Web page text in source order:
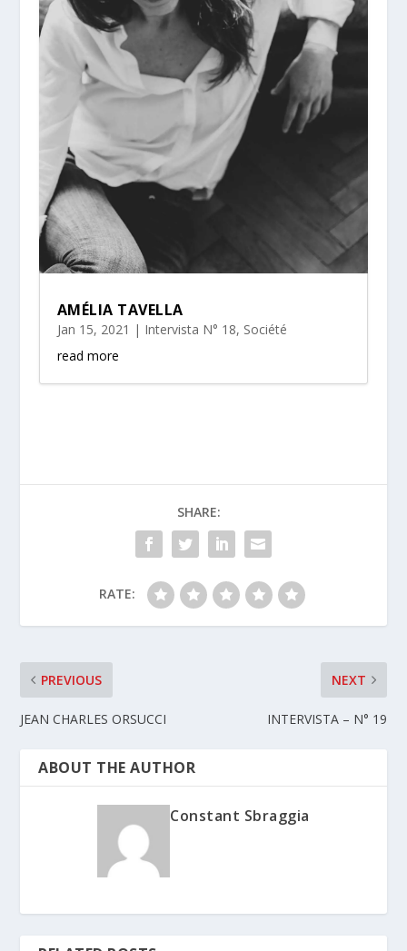
AMÉLIA TAVELLA
Jan 15, 2021 | Intervista N° 18, Société
read more
SHARE:
RATE:
PREVIOUS
JEAN CHARLES ORSUCCI
NEXT
INTERVISTA – N° 19
ABOUT THE AUTHOR
Constant Sbraggia